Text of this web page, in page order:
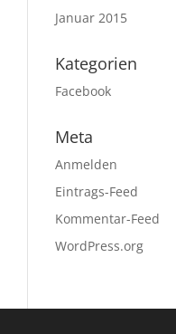
Januar 2015
Kategorien
Facebook
Meta
Anmelden
Eintrags-Feed
Kommentar-Feed
WordPress.org